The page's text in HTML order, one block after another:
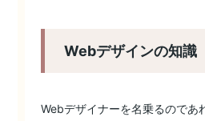
Webデザインの知識
Webデザイナーを名乗るのであ